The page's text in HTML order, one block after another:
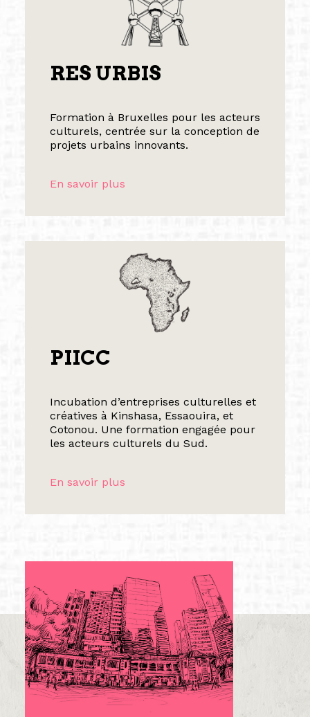
RES URBIS
Formation à Bruxelles pour les acteurs
culturels, centrée sur la conception de
projets urbains innovants.
En savoir plus
PIICC
Incubation d’entreprises culturelles et
créatives à Kinshasa, Essaouira, et
Cotonou. Une formation engagée pour
les acteurs culturels du Sud.
En savoir plus